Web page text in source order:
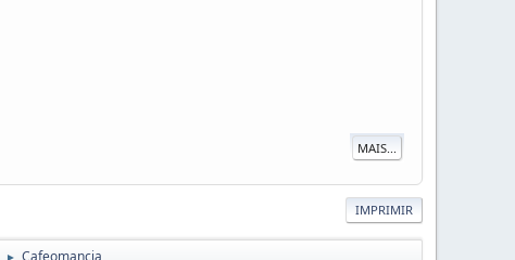
MAIS...
IMPRIMIR
► Cafeomancia